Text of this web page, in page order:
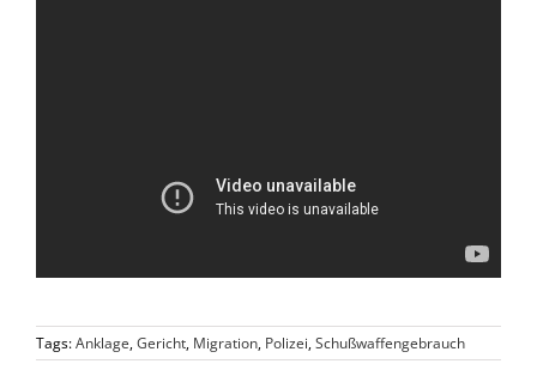
Tags:Anklage,Gericht, Migration, Polizei,Schußwaffengebrauch